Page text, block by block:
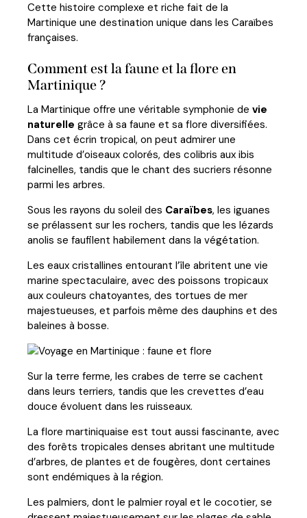
Cette histoire complexe et riche fait de la
Martinique une destination unique dans les Caraïbes
françaises.
Comment est la faune et la flore en
Martinique ?
La Martinique offre une véritable symphonie de vie
naturelle grâce à sa faune et sa flore diversifiées.
Dans cet écrin tropical, on peut admirer une
multitude d’oiseaux colorés, des colibris aux ibis
falcinelles, tandis que le chant des sucriers résonne
parmi les arbres.
Sous les rayons du soleil des Caraïbes, les iguanes
se prélassent sur les rochers, tandis que les lézards
anolis se faufilent habilement dans la végétation.
Les eaux cristallines entourant l’île abritent une vie
marine spectaculaire, avec des poissons tropicaux
aux couleurs chatoyantes, des tortues de mer
majestueuses, et parfois même des dauphins et des
baleines à bosse.
Sur la terre ferme, les crabes de terre se cachent
dans leurs terriers, tandis que les crevettes d’eau
douce évoluent dans les ruisseaux.
La flore martiniquaise est tout aussi fascinante, avec
des forêts tropicales denses abritant une multitude
d’arbres, de plantes et de fougères, dont certaines
sont endémiques à la région.
Les palmiers, dont le palmier royal et le cocotier, se